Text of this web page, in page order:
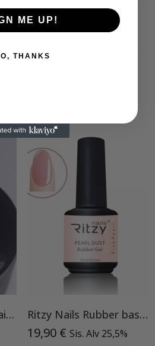
Ritzy Nails Galaxy ”Rainbow” 8ml Ritzy Nails Rubber base ”Pink Pearl” pohjageeli, 15 ml
19,90 € Sis. Alv 25,5%
ME UP!
THANKS